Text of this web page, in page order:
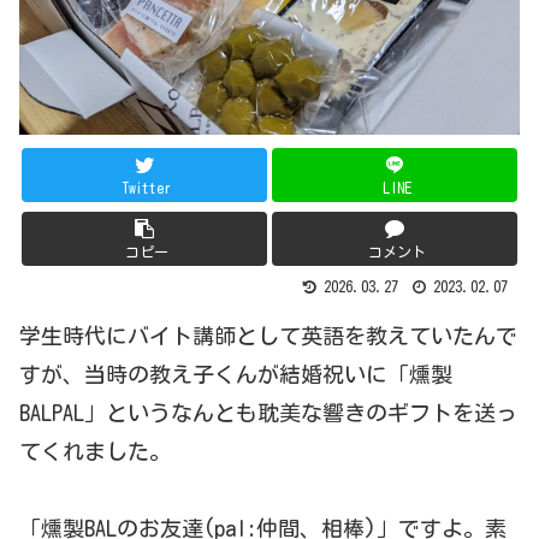
Twitter LINE
コピー コメント
2026.03.27 2023.02.07
学生時代にバイト講師として英語を教えていたんで
すが、当時の教え子くんが結婚祝いに「燻製
BALPAL」というなんとも耽美な響きのギフトを送っ
てくれました。
「燻製BALのお友達(pal:仲間、相棒)」ですよ。素